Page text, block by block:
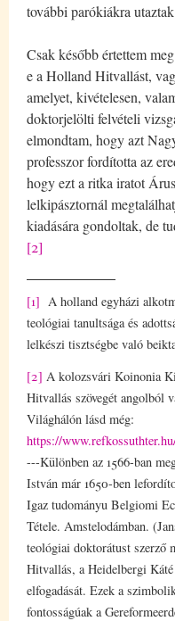
további parókiákra
Csak később értettem
e a Holland Hitvallást,
amelyet, kivételesen,
doktorjelölti felvételi
elmondtam, hogy azt
professzor fordította az
hogy ezt a ritka iratot
lelkipásztornál
kiadására gondoltak, de
[2]
[1] A holland egyházi
teológiai tanultsága és
lelkészi tisztségbe való
[2] A kolozsvári Koinonia
Hitvallás szövegét angolból
Világhálón lásd még:
https://
---Különben az 1566-ban
István már 1650-ben
Igaz tudományu Belgiomi
Tétele. Amstelodámban.
teológiai doktorátust szerző
Hitvallás, a Heidelbergi
elfogadását. Ezek a
fontosságúak a